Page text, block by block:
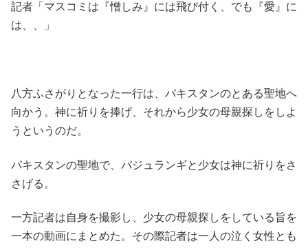
記者「マスコミは『憎しみ』には飛び付く、でも『愛』に
は、、」
八方ふさがりとなった一行は、パキスタンのとある聖地へ
向かう。神に祈りを捧げ、それから少女の母親探しをしよ
うというのだ。
パキスタンの聖地で、バジュランギと少女は神に祈りをさ
さげる。
一方記者は自身を撮影し、少女の母親探しをしている旨を
一本の動画にまとめた。その際記者は一人の泣く女性とも